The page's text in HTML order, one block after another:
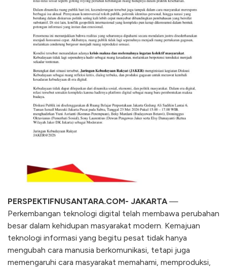
PERSPEKTIFNUSANTARA.COM- JAKARTA —
Perkembangan teknologi digital telah membawa perubahan
besar dalam kehidupan masyarakat modern. Kemajuan
teknologi informasi yang begitu pesat tidak hanya
mengubah cara manusia berkomunikasi, tetapi juga
memengaruhi cara masyarakat memahami, memproduksi,